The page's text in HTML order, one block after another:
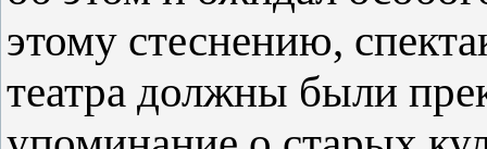
этому стеснению,
театра должны были